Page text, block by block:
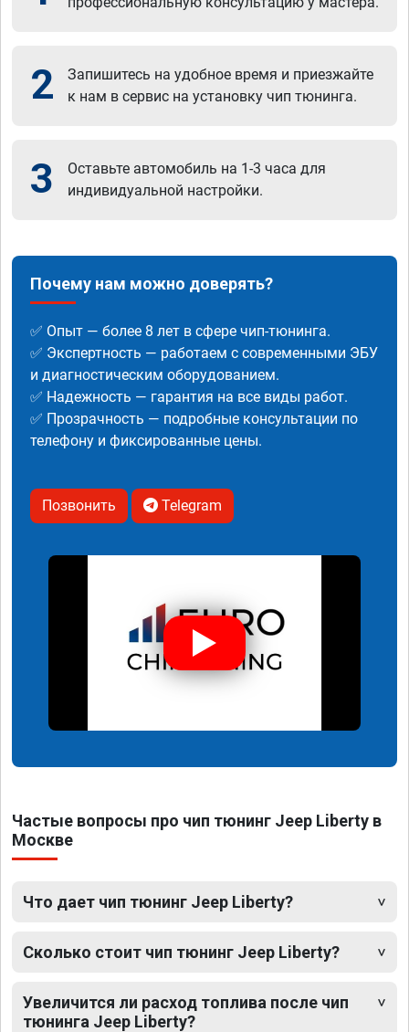
2
Запишитесь на удобное время и приезжайте
к нам в сервис на установку чип тюнинга.
3
Оставьте автомобиль на 1-3 часа для
индивидуальной настройки.
Почему нам можно доверять?
✅ Опыт — более 8 лет в сфере чип-тюнинга.
✅ Экспертность — работаем с современными ЭБУ
и диагностическим оборудованием.
✅ Надежность — гарантия на все виды работ.
✅ Прозрачность — подробные консультации по
телефону и фиксированные цены.
Позвонить Telegram
Частые вопросы про чип тюнинг Jeep Liberty в
Москве
Что дает чип тюнинг Jeep Liberty?
Сколько стоит чип тюнинг Jeep Liberty?
Увеличится ли расход топлива после чип
тюнинга Jeep Liberty?